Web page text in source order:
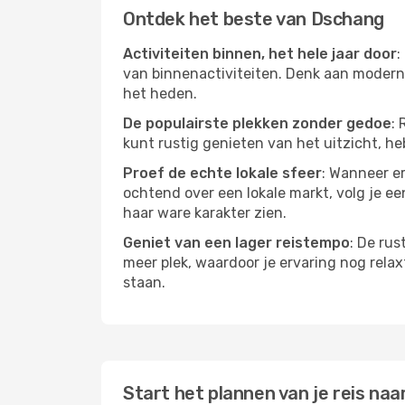
Ontdek het beste van Dschang
Activiteiten binnen, het hele jaar door:
van binnenactiviteiten. Denk aan
het heden.
De populairste plekken zonder gedoe:
kunt rustig genieten van het uitzicht,
Proef de echte lokale sfeer: Wanneer
ochtend over een lokale markt, volg je
haar ware karakter zien.
Geniet van een lager reistempo: De
meer plek, waardoor je ervaring nog
staan.
Start het plannen van je reis